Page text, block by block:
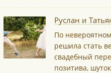
Руслан и
По
решила стать
свадебный
позитива,